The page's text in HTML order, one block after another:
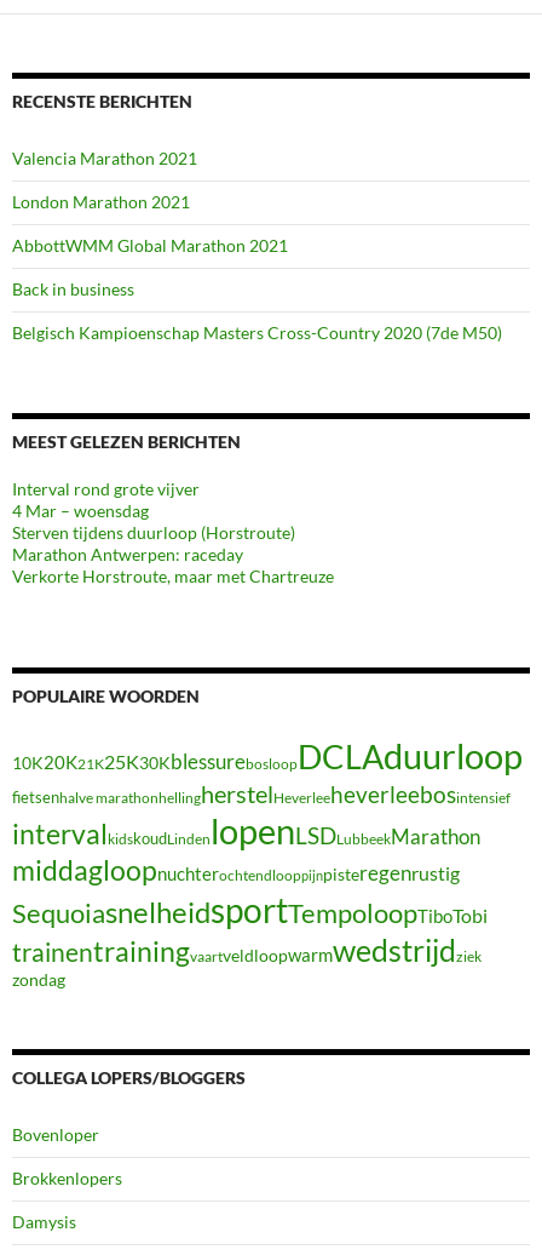
RECENSTE BERICHTEN
Valencia Marathon 2021
London Marathon 2021
AbbottWMM Global Marathon 2021
Back in business
Belgisch Kampioenschap Masters Cross-Country 2020 (7de M50)
MEEST GELEZEN BERICHTEN
Interval rond grote vijver
4 Mar – woensdag
Sterven tijdens duurloop (Horstroute)
Marathon Antwerpen: raceday
Verkorte Horstroute, maar met Chartreuze
POPULAIRE WOORDEN
10K20K21K25K30KblessurebosloopDCLAduurloop
fietsenhalve marathonhellingherstelHeverleeheverleebosintensief
interval kidskoudLinden lopenLSDLubbeekMarathon
middagloopnuchterochtendlooppijnpisteregenrustig
SequoiasnelheidsportTempoloopTiboTobi
trainentrainingvaartveldloopwarmwedstrijdziek
zondag
COLLEGA LOPERS/BLOGGERS
Bovenloper
Brokkenlopers
Damysis